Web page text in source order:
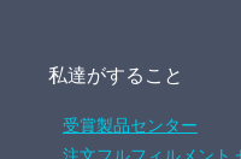
私達がすること
受賞製品センター